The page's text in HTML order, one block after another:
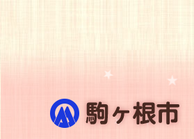
駒
ヶ
根